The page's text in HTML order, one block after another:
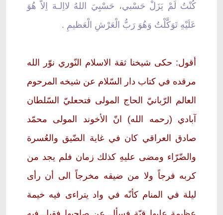
كُنْتُ لَمْ يَزَلْ حَسْبي، حَسْبِيَ اللهُ لااِلـهَ اِلاّ هُوَ
عَلَيْهِ تَوَكَّلْتُ وَهُوَ رَبُّ الْعَرْشِ الْعَظيمِ .
أقول: حكى شيخنا ثقة الاسلام النّوري نوّر الله
مرقده في كتاب دار السّلام عن شيخه المرحوم
العالم الرّبانيّ الحاج المولى فتحعليّ السّلطان
آبادي (رحمه الله) انّ الأخوند المولى محمّد
صادق العراقي كان في غاية الضّيق والعُسرة
والضّرّاء ومضى عليهِ كذلك زمان فلم يجد من
كربه فرجاً ولا من ضيقه مخرجاً الى أن رأى
ليلة في المنام كأنّه في واد يتراءى فيه خيمة